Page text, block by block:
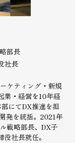
部長
社長
ケティング・新規
業・経営を10年経
にてDX推進を担
発を統括。2021年
戦略部長、DX子
社長就任。